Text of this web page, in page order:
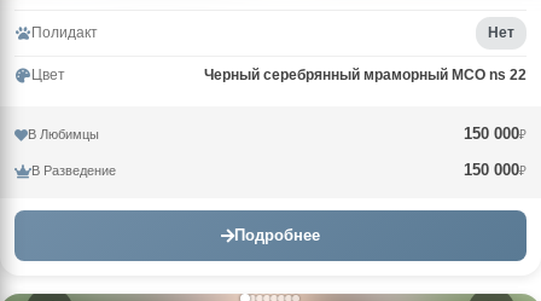
Полидакт Нет
Цвет Черный серебрянный мраморный MCO ns 22
В Любимцы 150 000₽
В Разведение 150 000₽
Подробнее